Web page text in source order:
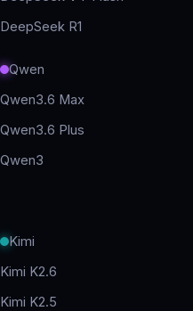
DeepSeek R1
Qwen
Qwen3.6 Max
Qwen3.6 Plus
Qwen3
Kimi
Kimi K2.6
Kimi K2.5